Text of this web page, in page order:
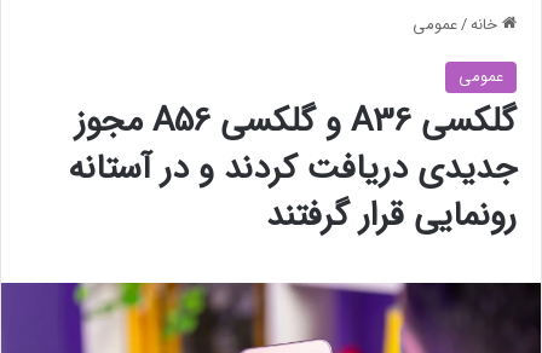
خانه/عمومی
عمومی
گلکسی A36 و گلکسی A56 مجوز
جدیدی دریافت کردند و در آستانه
رونمایی قرار گرفتند